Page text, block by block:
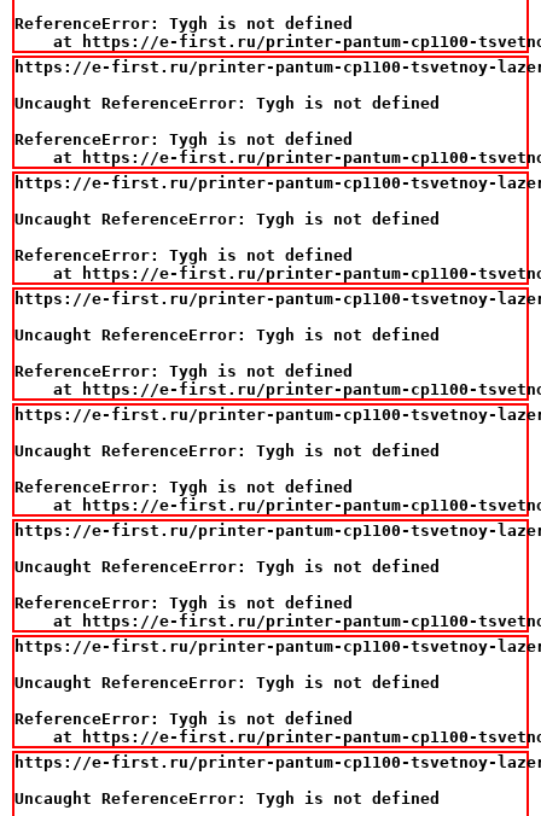
ReferenceError: Tygh is not defined
at https://e-first.ru/printer-pantum-cp1100-
https://e-first.ru/printer-pantum-cp1100-tsvetnoy-
Uncaught ReferenceError: Tygh is not defined
ReferenceError: Tygh is not defined
at https://e-first.ru/printer-pantum-cp1100-
https://e-first.ru/printer-pantum-cp1100-tsvetnoy-
Uncaught ReferenceError: Tygh is not defined
ReferenceError: Tygh is not defined
at https://e-first.ru/printer-pantum-cp1100-
https://e-first.ru/printer-pantum-cp1100-tsvetnoy-
Uncaught ReferenceError: Tygh is not defined
ReferenceError: Tygh is not defined
at https://e-first.ru/printer-pantum-cp1100-
https://e-first.ru/printer-pantum-cp1100-tsvetnoy-
Uncaught ReferenceError: Tygh is not defined
ReferenceError: Tygh is not defined
at https://e-first.ru/printer-pantum-cp1100-
https://e-first.ru/printer-pantum-cp1100-tsvetnoy-
Uncaught ReferenceError: Tygh is not defined
ReferenceError: Tygh is not defined
at https://e-first.ru/printer-pantum-cp1100-
https://e-first.ru/printer-pantum-cp1100-tsvetnoy-
Uncaught ReferenceError: Tygh is not defined
ReferenceError: Tygh is not defined
at https://e-first.ru/printer-pantum-cp1100-
https://e-first.ru/printer-pantum-cp1100-tsvetnoy-
Uncaught ReferenceError: Tygh is not defined